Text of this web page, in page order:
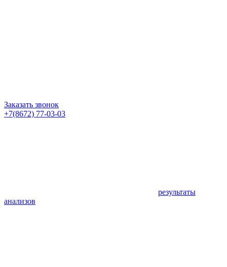
Заказать звонок
+7(8672) 77-03-03
результаты
анализов